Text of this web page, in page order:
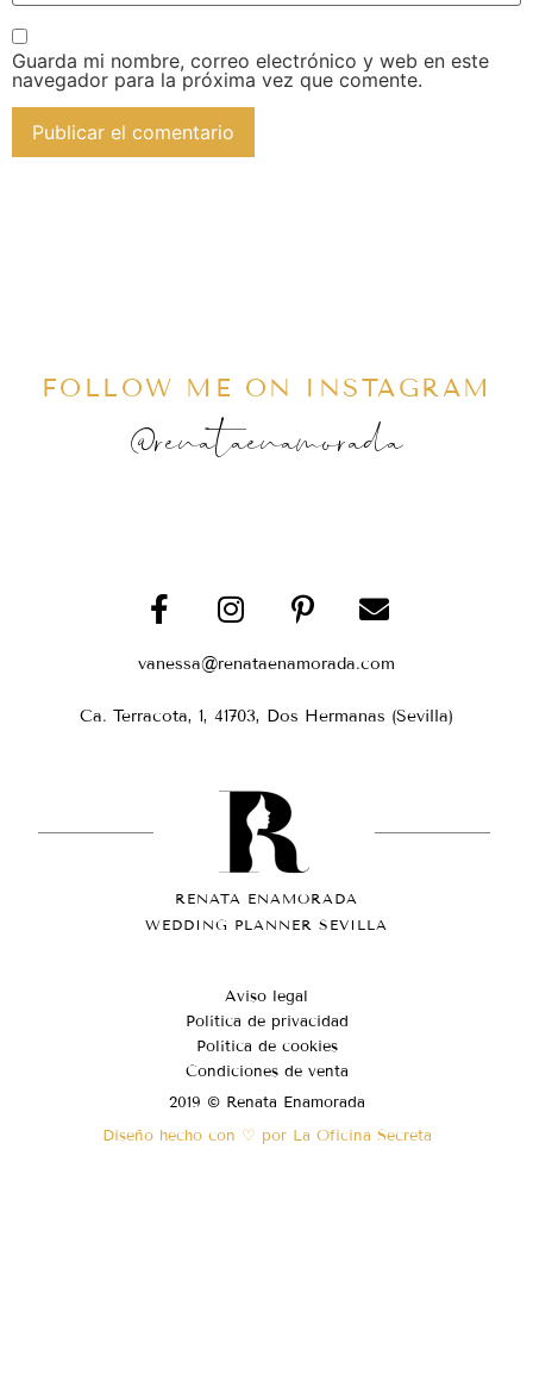
Guarda mi nombre, correo electrónico y web en este
navegador para la próxima vez que comente.
FOLLOW ME ON INSTAGRAM
@renataenamorada
vanessa@renataenamorada.com
Ca. Terracota, 1, 41703, Dos Hermanas (Sevilla)
RENATA ENAMORADA
WEDDING PLANNER SEVILLA
Aviso legal
Política de privacidad
Política de cookies
Condiciones de venta
2019 © Renata Enamorada
Diseño hecho con ♡ por La Oficina Secreta